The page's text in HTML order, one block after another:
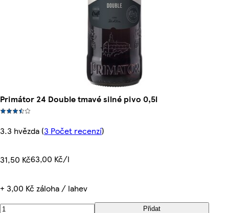
Primátor 24 Double tmavé silné pivo 0,5l
3.3 hvězda (3 Počet recenzí)
31,50 Kč63,00 Kč/l
+ 3,00 Kč záloha / lahev
Přidat